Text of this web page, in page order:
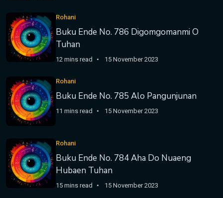
Rohani
Buku Ende No. 786 Digomgomanmi O
Tuhan
12 mins read 15 November 2023
Rohani
Buku Ende No. 785 Alo Pangunjunan
11 mins read 15 November 2023
Rohani
Buku Ende No. 784 Aha Do Nuaeng
Hubaen Tuhan
15 mins read 15 November 2023